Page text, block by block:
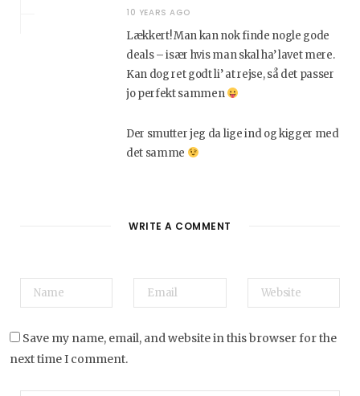
10 YEARS AGO
Lækkert! Man kan nok finde nogle gode
deals – især hvis man skal ha’ lavet mere.
Kan dog ret godt li’ at rejse, så det passer
jo perfekt sammen
Der smutter jeg da lige ind og kigger med
det samme
WRITE A COMMENT
Save my name, email, and website in this browser for the
next time I comment.